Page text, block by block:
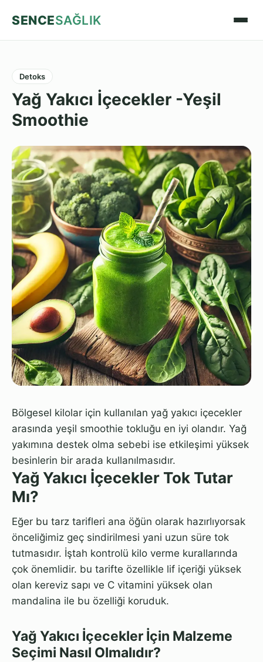
SENCESAĞLIK
Detoks
Yağ Yakıcı İçecekler -Yeşil
Smoothie
Bölgesel kilolar için kullanılan yağ yakıcı içecekler
arasında yeşil smoothie tokluğu en iyi olandır. Yağ
yakımına destek olma sebebi ise etkileşimi yüksek
besinlerin bir arada kullanılmasıdır.
Yağ Yakıcı İçecekler Tok Tutar
Mı?
Eğer bu tarz tarifleri ana öğün olarak hazırlıyorsak
önceliğimiz geç sindirilmesi yani uzun süre tok
tutmasıdır. İştah kontrolü kilo verme kurallarında
çok önemlidir. bu tarifte özellikle lif içeriği yüksek
olan kereviz sapı ve C vitamini yüksek olan
mandalina ile bu özelliği koruduk.
Yağ Yakıcı İçecekler İçin Malzeme
Seçimi Nasıl Olmalıdır?